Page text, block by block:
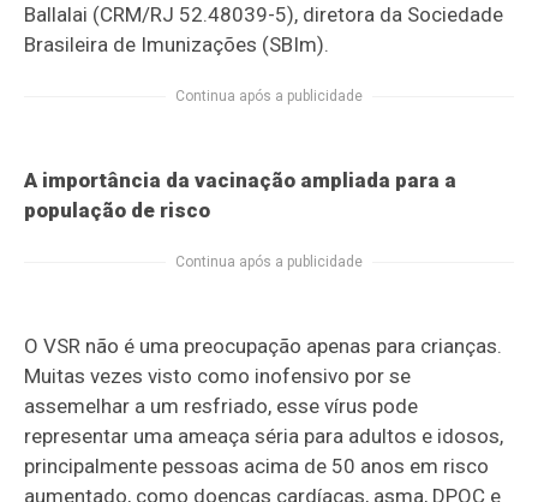
Ballalai (CRM/RJ 52.48039-5), diretora da Sociedade
Brasileira de Imunizações (SBIm).
Continua após a publicidade
A importância da vacinação ampliada para a
população de risco
Continua após a publicidade
O VSR não é uma preocupação apenas para crianças.
Muitas vezes visto como inofensivo por se
assemelhar a um resfriado, esse vírus pode
representar uma ameaça séria para adultos e idosos,
principalmente pessoas acima de 50 anos em risco
aumentado, como doenças cardíacas, asma, DPOC e